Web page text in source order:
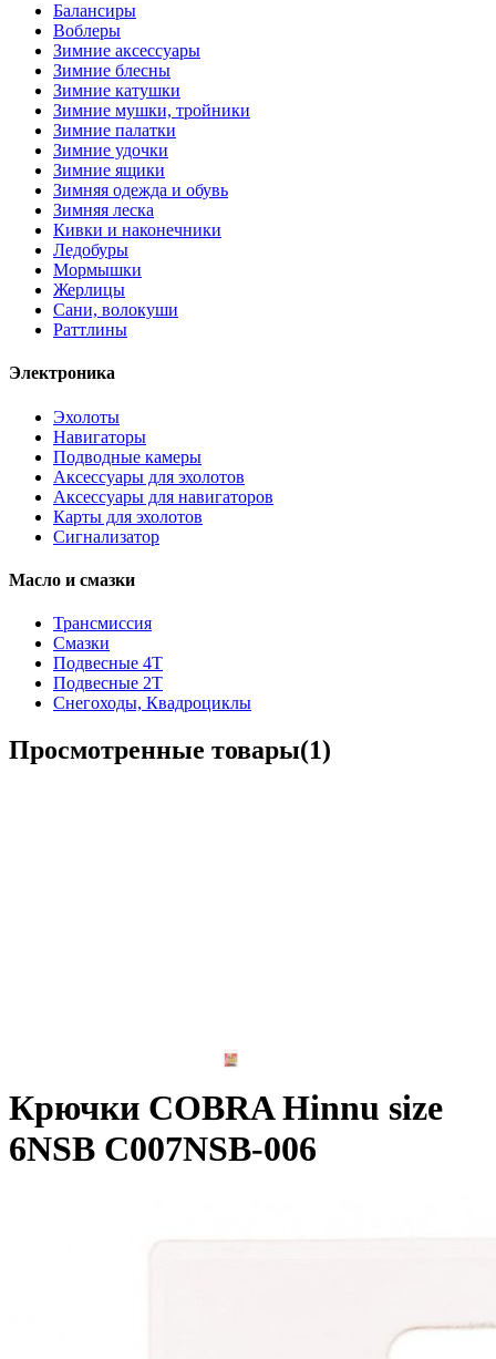
Балансиры
Воблеры
Зимние аксессуары
Зимние блесны
Зимние катушки
Зимние мушки, тройники
Зимние палатки
Зимние удочки
Зимние ящики
Зимняя одежда и обувь
Зимняя леска
Кивки и наконечники
Ледобуры
Мормышки
Жерлицы
Сани, волокуши
Раттлины
Электроника
Эхолоты
Навигаторы
Подводные камеры
Аксессуары для эхолотов
Аксессуары для навигаторов
Карты для эхолотов
Сигнализатор
Масло и смазки
Трансмиссия
Смазки
Подвесные 4Т
Подвесные 2Т
Снегоходы, Квадроциклы
Просмотренные товары(1)
Крючки COBRA Hinnu size
6NSB C007NSB-006